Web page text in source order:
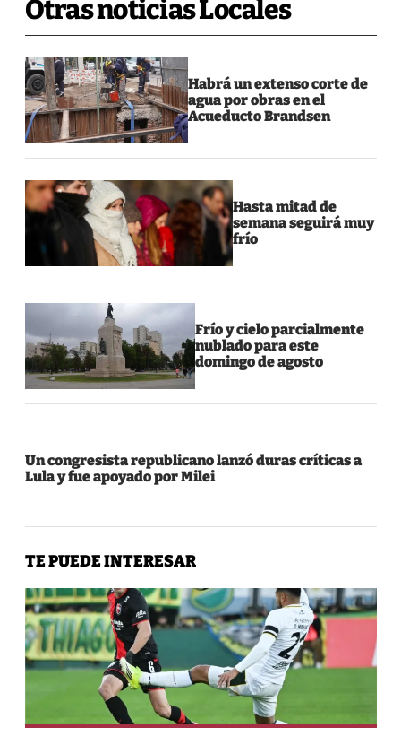
Otras noticias Locales
Habrá un extenso corte de
agua por obras en el
Acueducto Brandsen
Hasta mitad de
semana seguirá muy
frío
Frío y cielo parcialmente
nublado para este
domingo de agosto
Un congresista republicano lanzó duras críticas a
Lula y fue apoyado por Milei
TE PUEDE INTERESAR